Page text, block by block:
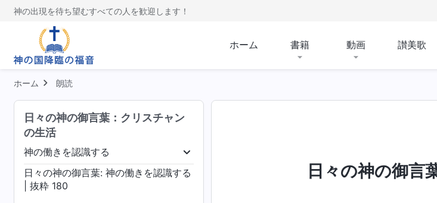
神の出現を待ち望むすべての人を歓迎します！
ホーム 書籍 動画 讃美歌
ホーム 朗読
日々の神の御言葉：クリスチャン
の生活
神の働きを認識する
受肉 神の働きを認識する 神の性質、および神が所有するものと神そのもの
日々の神の御言葉: 神の働きを認識する
| 抜粋 176
日々の神の御言葉: 神の働きを認識する
| 抜粋 177
日々の神の御言葉: 神の働きを認識する
| 抜粋 179
日々の神の御言葉: 神の働きを認識する
| 抜粋 180
日々の神の御言